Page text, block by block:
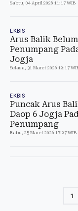
Sabtu, 04 April 2026 11:17 WIB
EKBIS
Arus Balik
Penumpang
Jogja
Selasa, 31 Maret 2026 12:17
EKBIS
Puncak Arus
Daop 6 Jogja
Penumpang
Rabu, 25 Maret 2026 17:27 WIB
1